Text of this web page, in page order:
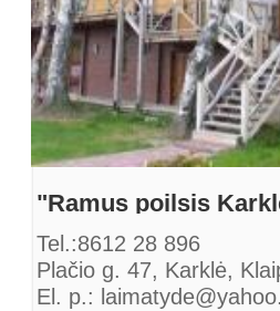
"Ramus poilsis
Tel.:8612 28 896
Plačio g. 47, Karklė,
El. p.: